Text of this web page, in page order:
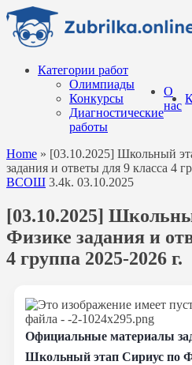
Перейти
содержанию
Категории работ
Олимпиады
Конкурсы
Диагностические
работы
О
нас
Home » [03.10.2025] Школьный
задания и ответы для 9 класса 4
ВСОШ 3.4k. 03.10.2025
[03.10.2025]
Физике задания и
4 группа 2025-2026 г.
Официальные материалы
Школьный этап Сириус по